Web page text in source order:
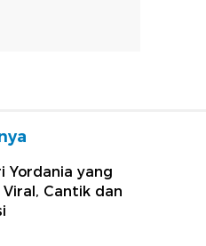
Yordania yang
Cantik dan